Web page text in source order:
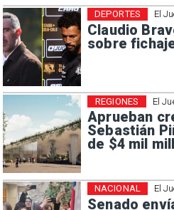
El
Claudio
sobre
DEPORTES
El
Aprueban
Sebastián
de $4 mil
REGIONES
El
Senado
NACIONAL